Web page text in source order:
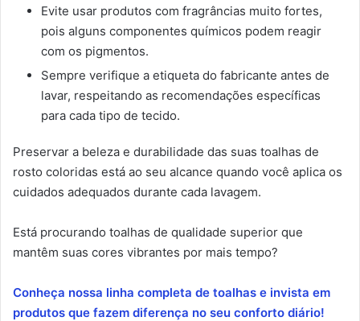
Evite usar produtos com fragrâncias muito fortes,
pois alguns componentes químicos podem reagir
com os pigmentos.
Sempre verifique a etiqueta do fabricante antes de
lavar, respeitando as recomendações específicas
para cada tipo de tecido.
Preservar a beleza e durabilidade das suas toalhas de
rosto coloridas está ao seu alcance quando você aplica os
cuidados adequados durante cada lavagem.
Está procurando toalhas de qualidade superior que
mantêm suas cores vibrantes por mais tempo?
Conheça nossa linha completa de toalhas e invista em
produtos que fazem diferença no seu conforto diário!